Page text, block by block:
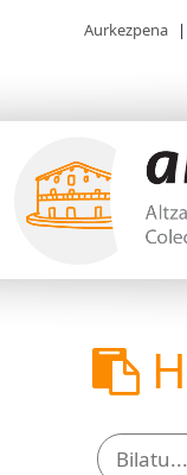
Aurkezpena |